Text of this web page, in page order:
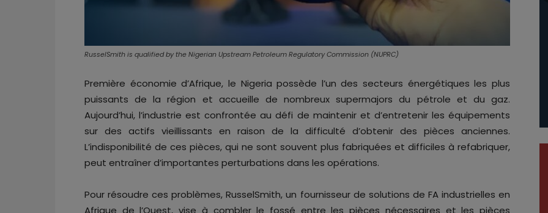
RusselSmith is qualified by the Nigerian Upstream Petroleum Regulatory Commission (NUPRC)
Première économie d’Afrique, le Nigeria possède l’un des secteurs énergétiques les plus
puissants de la région et accueille de nombreux supermajors du pétrole et du gaz.
Aujourd’hui, l’industrie est confrontée au défi de maintenir et d’entretenir les équipements
sur des actifs vieillissants en raison de la difficulté d’obtenir des pièces anciennes.
L’indisponibilité de ces pièces, qui ne sont souvent plus fabriquées et difficiles à refabriquer,
peut entraîner d’importantes perturbations dans les opérations.
Pour résoudre ces problèmes, RusselSmith, un fournisseur de solutions de FA industrielles en
Afrique de l’Ouest, vise à combler le fossé entre les pièces nécessaires et les pièces